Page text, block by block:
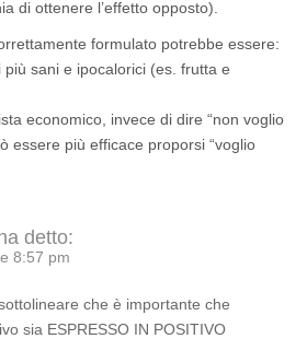
di ottenere l’effetto opposto).
formulato potrebbe essere:
più sani e ipocalorici (es. frutta e
economico, invece di dire “non voglio
essere più efficace proporsi “voglio
ha detto:
8:57 pm
che è importante che
sia ESPRESSO IN POSITIVO